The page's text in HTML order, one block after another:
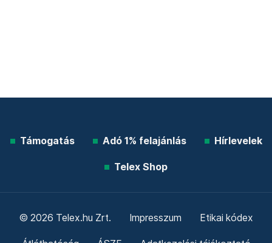
Támogatás Adó 1% felajánlás Hírlevelek
Telex Shop
© 2026 Telex.hu Zrt. Impresszum Etikai kódex